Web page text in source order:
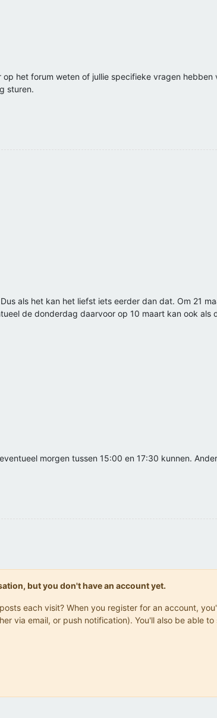
het forum weten of jullie specifieke vragen
sturen.
als het kan het liefst iets eerder dan dat. Om 21
de donderdag daarvoor op 10 maart kan ook als
morgen tussen 15:00 en 17:30 kunnen.
but you don't have an account yet.
each visit? When you register for an account,
via email, or push notification). You'll also be able